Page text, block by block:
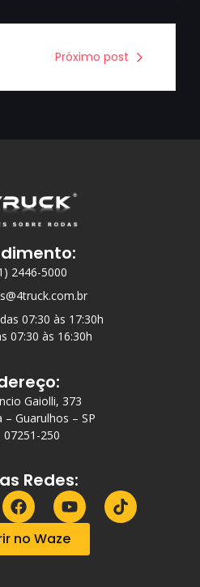
Próximo post
2446-5000
07:30 às 17:30h
07:30 às 16:30h
Gaiolli, 373
– Guarulhos – SP
07251-250
Redes:
no Waze